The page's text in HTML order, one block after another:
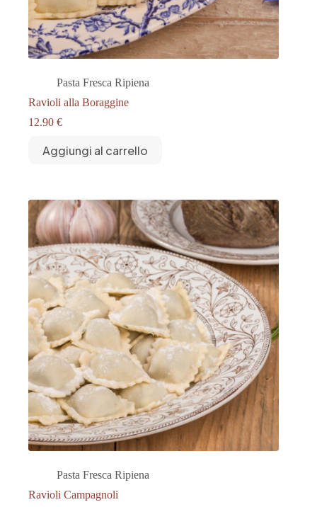
Pasta Fresca Ripiena
Ravioli alla Boraggine
12.90 €
Aggiungi al carrello
Pasta Fresca Ripiena
Ravioli Campagnoli